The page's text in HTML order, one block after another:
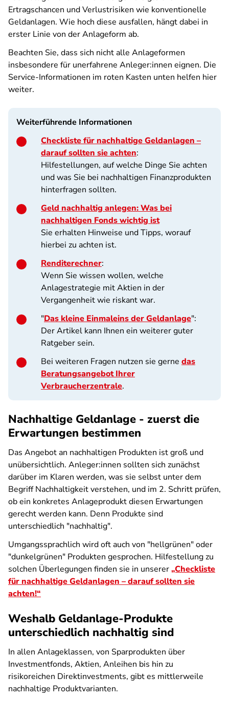
Ertragschancen und Verlustrisiken wie konventionelle
Geldanlagen. Wie hoch diese ausfallen, hängt dabei in
erster Linie von der Anlageform ab.
Beachten Sie, dass sich nicht alle Anlageformen
insbesondere für unerfahrene Anleger:innen eignen. Die
Service-Informationen im roten Kasten unten helfen hier
weiter.
Weiterführende Informationen
Checkliste für nachhaltige Geldanlagen –
darauf sollten sie achten:
Hilfestellungen, auf welche Dinge Sie achten
und was Sie bei nachhaltigen Finanzprodukten
hinterfragen sollten.
Geld nachhaltig anlegen: Was bei
nachhaltigen Fonds wichtig ist
Sie erhalten Hinweise und Tipps, worauf
hierbei zu achten ist.
Renditerechner:
Wenn Sie wissen wollen, welche
Anlagestrategie mit Aktien in der
Vergangenheit wie riskant war.
"Das kleine Einmaleins der Geldanlage":
Der Artikel kann Ihnen ein weiterer guter
Ratgeber sein.
Bei weiteren Fragen nutzen sie gerne das
Beratungsangebot Ihrer
Verbraucherzentrale.
Nachhaltige Geldanlage - zuerst die
Erwartungen bestimmen
Das Angebot an nachhaltigen Produkten ist groß und
unübersichtlich. Anleger:innen sollten sich zunächst
darüber im Klaren werden, was sie selbst unter dem
Begriff Nachhaltigkeit verstehen, und im 2. Schritt prüfen,
ob ein konkretes Anlageprodukt diesen Erwartungen
gerecht werden kann. Denn Produkte sind
unterschiedlich "nachhaltig".
Umgangssprachlich wird oft auch von "hellgrünen" oder
"dunkelgrünen" Produkten gesprochen. Hilfestellung zu
solchen Überlegungen finden sie in unserer„Checkliste
für nachhaltige Geldanlagen – darauf sollten sie
achten!“
Weshalb Geldanlage-Produkte
unterschiedlich nachhaltig sind
In allen Anlageklassen, von Sparprodukten über
Investmentfonds, Aktien, Anleihen bis hin zu
risikoreichen Direktinvestments, gibt es mittlerweile
nachhaltige Produktvarianten.